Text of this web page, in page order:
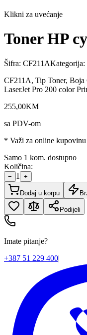
Klikni za uvećanje
Toner HP
Šifra: CF211AKategorija:
CF211A, Tip Toner, Boja
LaserJet Pro 200 color
255,00KM
sa PDV-om
* Važi za online kupovinu
Samo 1 kom. dostupno
Količina:
− 1 +
Dodaj u korpu
Podijeli
Imate pitanje?
+387 51 229 400|